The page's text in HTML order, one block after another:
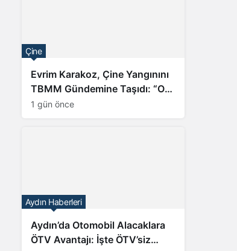
Evrim Karakoz, Çine Yangınını
TBMM Gündemine Taşıdı: “On
Yılların Emeği Kül Oldu”
1 gün önce
Çine
Aydın’da Otomobil Alacaklara
ÖTV Avantajı: İşte ÖTV’siz
Aydın Haberleri